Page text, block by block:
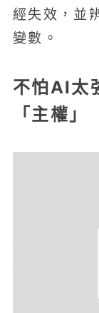
經失效，並
變數。
不怕AI太
「主權」